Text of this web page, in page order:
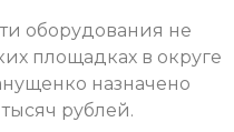
оборудования не
площадках в округе
назначено
рублей.